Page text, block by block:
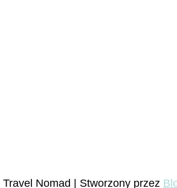
Travel Nomad | Stworzony przez